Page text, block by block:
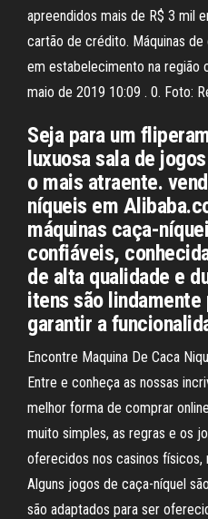
apreendidos mais de R$ 3 mil
cartão de crédito. Máquinas
em estabelecimento na região
maio de 2019 10:09 . 0. Foto:
Seja para um
luxuosa sala de
o mais atraente.
níqueis em
máquinas caça-
confiáveis,
de alta qualidade e
itens são
garantir a
Encontre Maquina De Caca
Entre e conheça as nossas
melhor forma de comprar
muito simples, as regras e os
oferecidos nos casinos físicos,
Alguns jogos de caça-níquel
são adaptados para ser